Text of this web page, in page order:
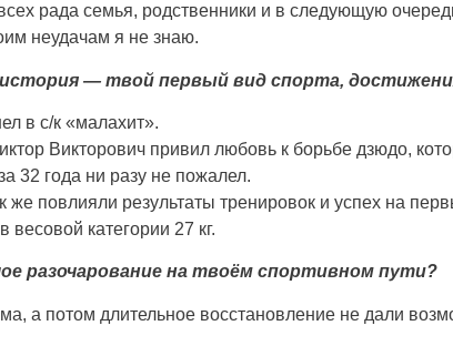
рада семья, родственники и в следующую
неудачам я не знаю.
— твой первый вид спорта,
в с/к «малахит».
Викторович привил любовь к борьбе дзюдо,
32 года ни разу не пожалел.
же повлияли результаты тренировок и успех на
категории 27 кг.
разочарование на твоём спортивном пути?
а потом длительное восстановление не дали